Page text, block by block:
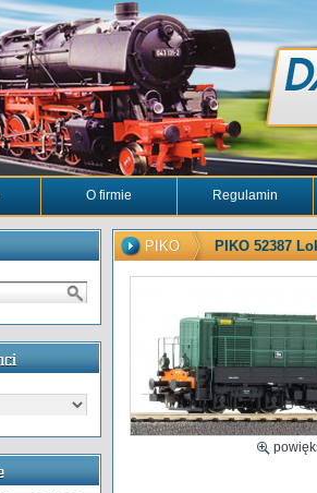
O firmie Regulamin
PIKO PIKO 52387